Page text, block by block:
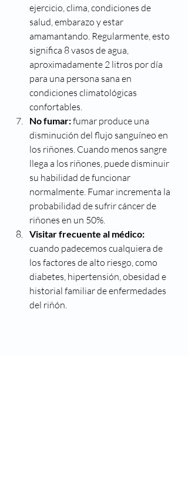
ejercicio, clima, condiciones de
salud, embarazo y estar
amamantando. Regularmente, esto
significa 8 vasos de agua,
aproximadamente 2 litros por día
para una persona sana en
condiciones climatológicas
confortables.
No fumar: fumar produce una
disminución del flujo sanguíneo en
los riñones. Cuando menos sangre
llega a los riñones, puede disminuir
su habilidad de funcionar
normalmente. Fumar incrementa la
probabilidad de sufrir cáncer de
riñones en un 50%.
Visitar frecuente al médico:
cuando padecemos cualquiera de
los factores de alto riesgo, como
diabetes, hipertensión, obesidad e
historial familiar de enfermedades
del riñón.